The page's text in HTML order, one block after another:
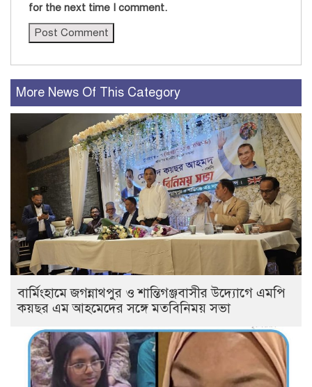
for the next time I comment.
More News Of This Category
বার্মিংহামে জগন্নাথপুর ও শান্তিগঞ্জবাসীর উদ্যোগে এমপি
কয়ছর এম আহমেদের সঙ্গে মতবিনিময় সভা